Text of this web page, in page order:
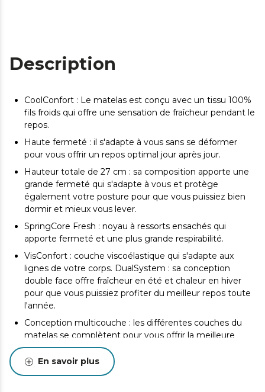
Description
CoolConfort : Le matelas est conçu avec un tissu 100%
fils froids qui offre une sensation de fraîcheur pendant le
repos.
Haute fermeté : il s'adapte à vous sans se déformer
pour vous offrir un repos optimal jour après jour.
Hauteur totale de 27 cm : sa composition apporte une
grande fermeté qui s'adapte à vous et protège
également votre posture pour que vous puissiez bien
dormir et mieux vous lever.
SpringCore Fresh : noyau à ressorts ensachés qui
apporte fermeté et une plus grande respirabilité.
VisConfort : couche viscoélastique qui s'adapte aux
lignes de votre corps. DualSystem : sa conception
double face offre fraîcheur en été et chaleur en hiver
pour que vous puissiez profiter du meilleur repos toute
l'année.
Conception multicouche : les différentes couches du
matelas se complètent pour vous offrir la meilleure
sensation de repos.
SeparateMuv : technologie qui favorise l'indépendance
du lit, afin qu'aucun mouvement n'affecte votre repos
En savoir plus